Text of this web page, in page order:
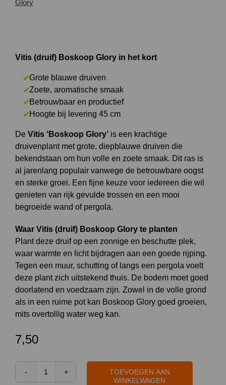
Vitis (druif) Boskoop Glory in het kort
Grote blauwe druiven
Zoete, aromatische smaak
Betrouwbaar en productief
Hoogte bij levering 45 cm
De Vitis ‘Boskoop Glory’ is een krachtige
druivenplant met grote, diepblauwe druiven die
bekendstaan om hun volle en zoete smaak. Dit ras is
al jarenlang populair vanwege de betrouwbare oogst
en sterke groei. Een fijne keuze voor iedereen die wil
genieten van rijk gevulde trossen en een mooi
begroeide wand of pergola.
Waar Vitis (druif) Boskoop Glory te planten
Plant deze druif op een zonnige en beschutte plek,
waar warmte en licht bijdragen aan een goede rijping.
Tegen een muur, schutting of langs een pergola voelt
deze plant zich uitstekend thuis. De bodem moet goed
doorlatend en voedzaam zijn. Zowel in de volle grond
als in een ruime pot kan Boskoop Glory goed groeien,
mits overtollig water weg kan.
7,50
Vitis
TOEVOEGEN AAN
WINKELWAGEN